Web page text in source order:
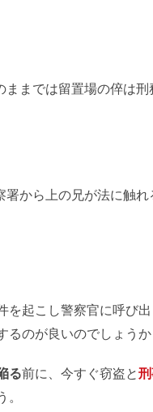
ままでは留置場の倅は
署から上の兄が法に触
を起こし警察官に呼び出
るのが良いのでしょうか
る前に、今すぐ窃盗と